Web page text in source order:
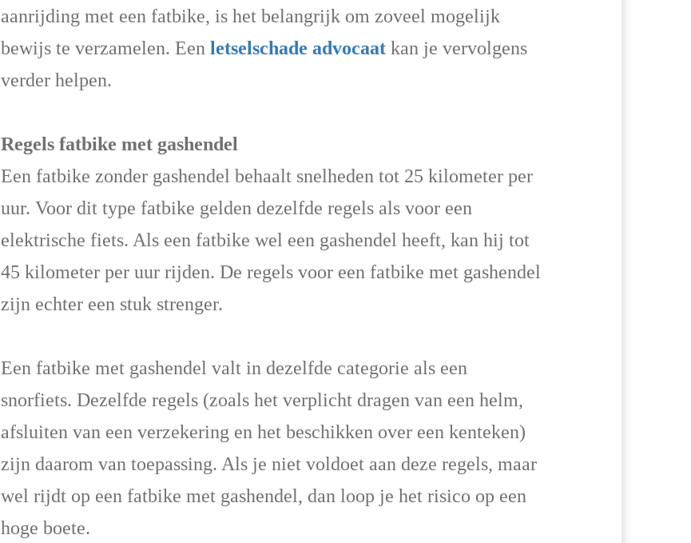
aanrijding met een fatbike, is het belangrijk om zoveel mogelijk
bewijs te verzamelen. Een letselschade advocaatkan je vervolgens
verder helpen.
Regels fatbike met gashendel
Een fatbike zonder gashendel behaalt snelheden tot 25 kilometer per
uur. Voor dit type fatbike gelden dezelfde regels als voor een
elektrische fiets. Als een fatbike wel een gashendel heeft, kan hij tot
45 kilometer per uur rijden. De regels voor een fatbike met gashendel
zijn echter een stuk strenger.
Een fatbike met gashendel valt in dezelfde categorie als een
snorfiets. Dezelfde regels (zoals het verplicht dragen van een helm,
afsluiten van een verzekering en het beschikken over een kenteken)
zijn daarom van toepassing. Als je niet voldoet aan deze regels, maar
wel rijdt op een fatbike met gashendel, dan loop je het risico op een
hoge boete.